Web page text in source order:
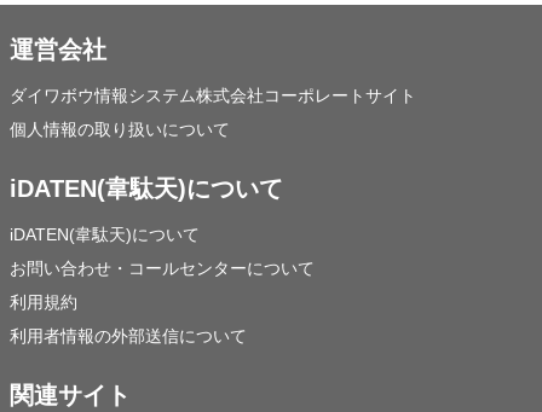
運営会社
ダイワボウ情報システム株式会社コーポレートサイト
個人情報の取り扱いについて
iDATEN(韋駄天)について
iDATEN(韋駄天)について
お問い合わせ・コールセンターについて
利用規約
利用者情報の外部送信について
関連サイト